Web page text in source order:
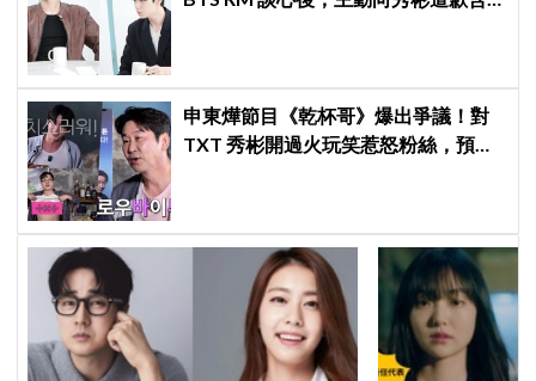
申東燁節目《乾杯哥》爆出爭議！對
TXT 秀彬開過火玩笑惹怒粉絲，預告